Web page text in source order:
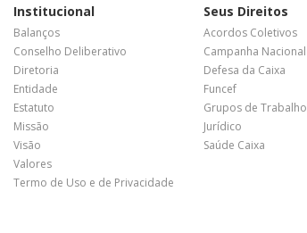
Institucional
Balanços
Conselho Deliberativo
Diretoria
Entidade
Estatuto
Missão
Visão
Valores
Termo de Uso e de Privacidade
Seus Direitos
Acordos Coletivos
Campanha Nacional
Defesa da Caixa
Funcef
Grupos de Trabalho
Jurídico
Saúde Caixa